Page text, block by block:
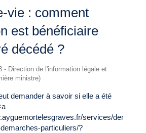
vie : comment
est bénéficiaire
décédé ?
- Direction de l'information légale et
ministre)
demander à savoir si elle a été
services/
particuliers/?